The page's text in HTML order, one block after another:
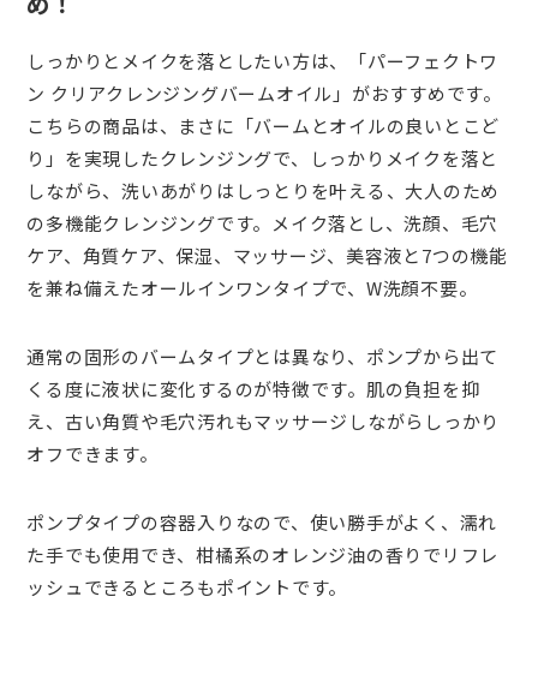
しっかりとメイクを落としたい方は、「パーフェクトワ
ン クリアクレンジングバームオイル」がおすすめです。
こちらの商品は、まさに「バームとオイルの良いとこど
り」を実現したクレンジングで、しっかりメイクを落と
しながら、洗いあがりはしっとりを叶える、大人のため
の多機能クレンジングです。メイク落とし、洗顔、毛穴
ケア、角質ケア、保湿、マッサージ、美容液と7つの機能
を兼ね備えたオールインワンタイプで、W洗顔不要。
通常の固形のバームタイプとは異なり、ポンプから出て
くる度に液状に変化するのが特徴です。肌の負担を抑
え、古い角質や毛穴汚れもマッサージしながらしっかり
オフできます。
ポンプタイプの容器入りなので、使い勝手がよく、濡れ
た手でも使用でき、柑橘系のオレンジ油の香りでリフレ
ッシュできるところもポイントです。